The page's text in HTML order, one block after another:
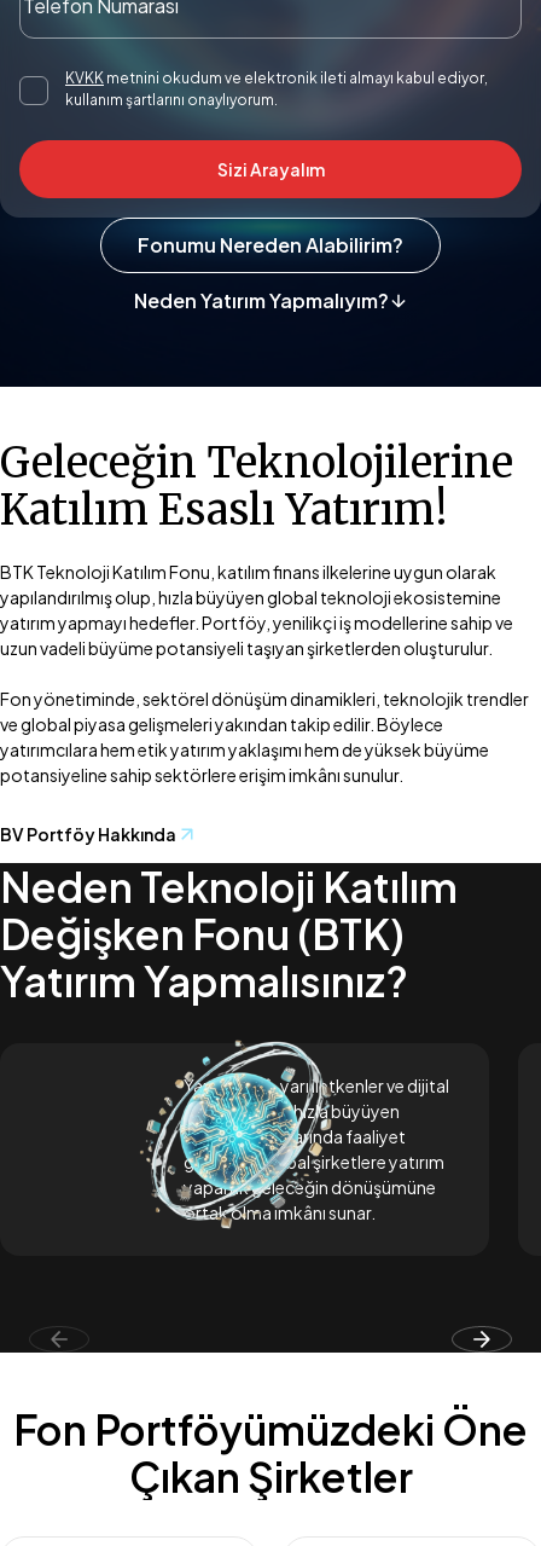
KVKK metnini okudum ve elektronik ileti almayı kabul ediyor,
kullanım şartlarını onaylıyorum.
Sizi Arayalım
Fonumu Nereden Alabilirim?
Neden Yatırım Yapmalıyım?
Geleceğin Teknolojilerine
Katılım Esaslı Yatırım!
BTK Teknoloji Katılım Fonu, katılım finans ilkelerine uygun olarak
yapılandırılmış olup, hızla büyüyen global teknoloji ekosistemine
yatırım yapmayı hedefler. Portföy, yenilikçi iş modellerine sahip ve
uzun vadeli büyüme potansiyeli taşıyan şirketlerden oluşturulur.
Fon yönetiminde, sektörel dönüşüm dinamikleri, teknolojik trendler
ve global piyasa gelişmeleri yakından takip edilir. Böylece
yatırımcılara hem etik yatırım yaklaşımı hem de yüksek büyüme
BV Portföy Hakkında
Neden Teknoloji Katılım
Değişken Fonu (BTK)
Yatırım Yapmalısınız?
Yapay zekâ, yarı iletkenler ve dijital
dönüşüm gibi hızla büyüyen
teknoloji alanlarında faaliyet
gösteren global şirketlere yatırım
yaparak geleceğin dönüşümüne
ortak olma imkânı sunar.
Fon Portföyümüzdeki Öne
Çıkan Şirketler